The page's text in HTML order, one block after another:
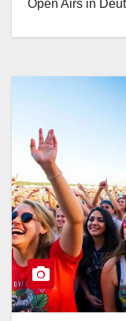
Open Airs in